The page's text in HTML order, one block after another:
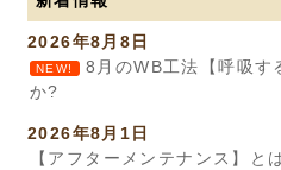
2026年8月8日
NEW!
8月のWB工法【呼吸す
か?
2026年8月1日
【アフターメンテナンス】と